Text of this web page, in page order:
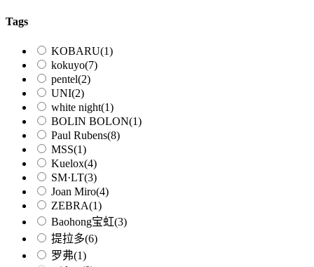
Tags
KOBARU(1)
kokuyo(7)
pentel(2)
UNI(2)
white night(1)
BOLIN BOLON(1)
Paul Rubens(8)
MSS(1)
Kuelox(4)
SM·LT(3)
Joan Miro(4)
ZEBRA(1)
Baohong宝虹(3)
提拉多(6)
罗弗(1)